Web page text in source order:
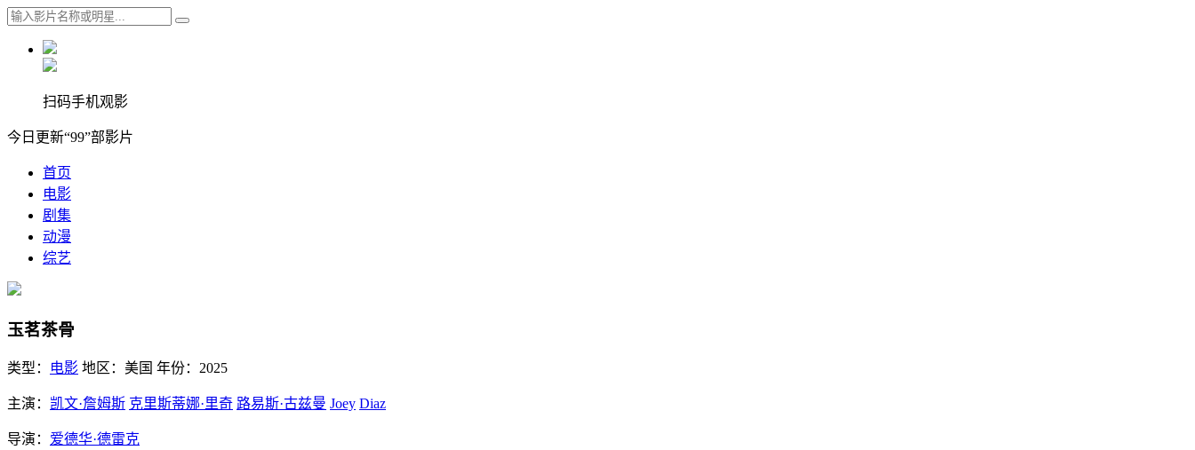
扫码手机观影
今日更新“99”部影片
首页
电影
剧集
动漫
综艺
玉茗茶骨
类型： 电影 地区： 美国 年份： 2025
主演： 凯文·詹姆斯 克里斯蒂娜·里奇 路易斯·古兹曼 Joey Diaz
导演： 爱德华·德雷克